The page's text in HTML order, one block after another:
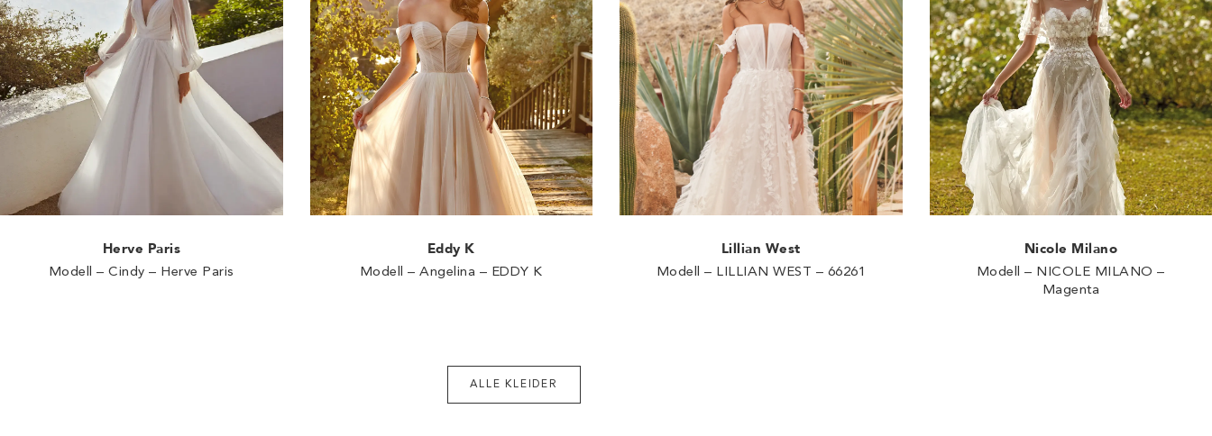
Herve Paris
Modell – Cindy – Herve Paris
Eddy K
Modell – Angelina – EDDY K
Lillian West
Modell – LILLIAN WEST – 66261
Nicole Milano
Modell – NICOLE MILANO –
Magenta
ALLE KLEIDER